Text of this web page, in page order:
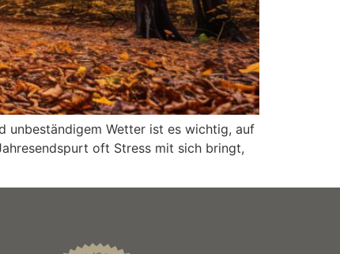
unbeständigem Wetter ist es wichtig, auf
oft Stress mit sich bringt,